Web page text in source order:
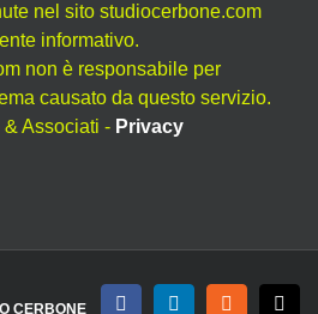
nel sito studiocerbone.com
informativo.
non è responsabile per
causato da questo servizio.
Associati - Privacy
CERBONE